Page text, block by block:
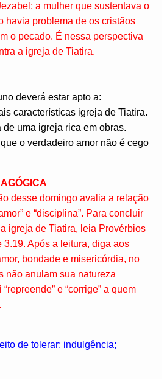
a mulher que sustentava o
havia problema de os cristãos
o pecado. É nessa perspectiva
a igreja de Tiatira.
deverá estar apto a:
características igreja de Tiatira.
de uma igreja rica em obras.
o verdadeiro amor não é cego
desse domingo avalia a relação
e “disciplina”. Para concluir
igreja de Tiatira, leia Provérbios
3.19. Após a leitura, diga aos
bondade e misericórdia, no
não anulam sua natureza
e “corrige” a quem
de tolerar; indulgência;